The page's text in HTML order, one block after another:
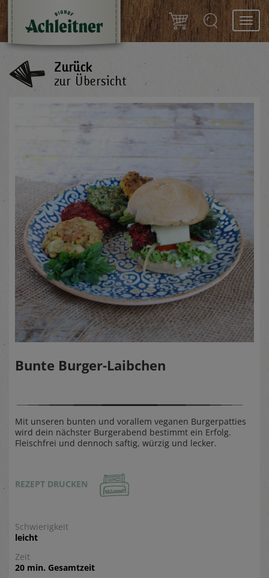
Zurück
zur Übersicht
Bunte Burger-Laibchen
Mit unseren bunten und vorallem veganen Burgerpatties
wird dein nächster Burgerabend bestimmt ein Erfolg.
Fleischfrei und dennoch saftig, würzig und lecker.
REZEPT DRUCKEN
Schwierigkeit
leicht
Zeit
20 min. Gesamtzeit